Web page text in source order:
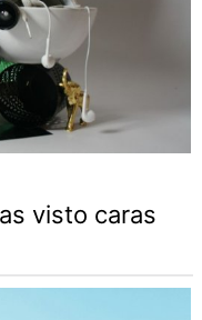
visto caras